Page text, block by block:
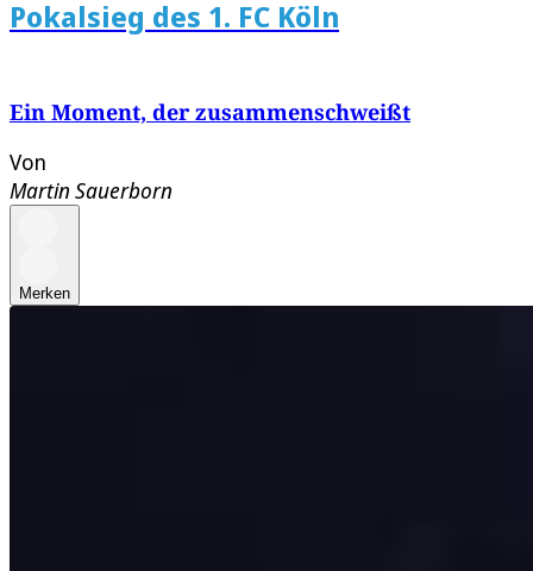
Pokalsieg des 1. FC Köln
Ein Moment, der zusammenschweißt
Von
Martin Sauerborn
Merken